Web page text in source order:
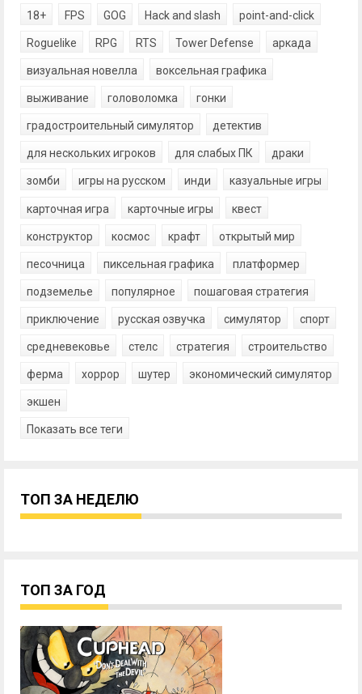
18+ FPS GOG Hack and slash point-and-click
Roguelike RPG RTS Tower Defense аркада
визуальная новелла воксельная графика
выживание головоломка гонки
градостроительный симулятор детектив
для нескольких игроков для слабых ПК драки
зомби игры на русском инди казуальные игры
карточная игра карточные игры квест
конструктор космос крафт открытый мир
песочница пиксельная графика платформер
подземелье популярное пошаговая стратегия
приключение русская озвучка симулятор спорт
средневековье стелс стратегия строительство
ферма хоррор шутер экономический симулятор
экшен
Показать все теги
ТОП ЗА НЕДЕЛЮ
ТОП ЗА ГОД